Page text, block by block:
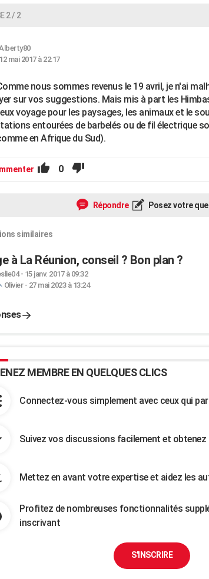
2 / 2
12 mai 2017 à 22:17
nous sommes revenus le 19 avril, je n'ai
sur vos suggestions. Mais mis à part les
voyage pour les paysages, les animaux et le
entourées de barbelés ou de fil électrique
en Afrique du Sud).
0
Répondre Posez votre
similaires
à La Réunion, conseil ? Bon plan ?
- 15 janv. 2017 à 09:32
Olivier- 27 mai 2023 à 13:24
MEMBRE EN QUELQUES CLICS
Connectez-vous simplement avec ceux qui
Suivez vos discussions facilement et obtenez
Mettez en avant votre expertise et aidez les
Profitez de nombreuses fonctionnalités
inscrivant
S'INSCRIRE